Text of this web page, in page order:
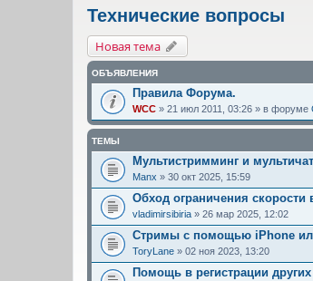
Технические вопросы
Новая тема
ОБЪЯВЛЕНИЯ
Правила Форума.
WCC » 21 июл 2011, 03:26 » в форуме
ТЕМЫ
Мультистримминг и мультичат
Manx » 30 окт 2025, 15:59
Обход ограничения скорости
vladimirsibiria » 26 мар 2025, 12:02
Стримы с помощью iPhone
ToryLane » 02 ноя 2023, 13:20
Помощь в регистрации